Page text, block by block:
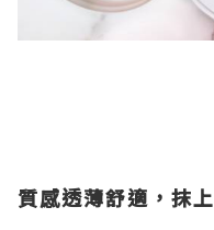
質感透薄舒適，抹